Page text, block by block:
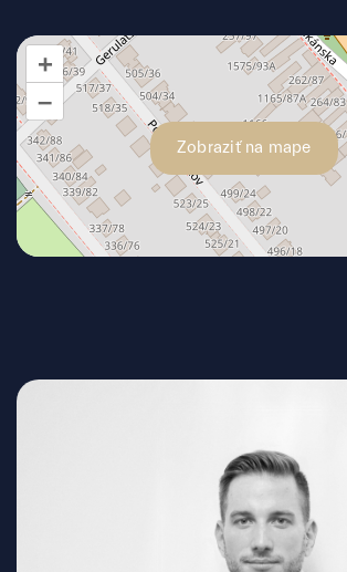
Zobraziť na mape
+
–